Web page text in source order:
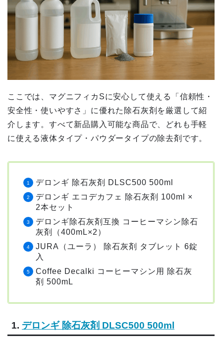
ここでは、マグニフィカSに安心して使える「信頼性・
安全性・使いやすさ」に優れた除石灰剤を厳選して紹
介します。すべて新品購入可能な商品で、どれも手軽
に使える液体タイプ・パウダータイプの除去剤です。
デロンギ 除石灰剤 DLSC500 500ml
デロンギ エコデカフェ 除石灰剤 100ml ×
2本セット
デロンギ除石灰剤互換 コーヒーマシン除石
灰剤（400mL×2）
JURA（ユーラ） 除石灰剤 タブレット 6錠
入
Coffee Decalki コーヒーマシン用 除石灰
剤 500mL
1. デロンギ 除石灰剤 DLSC500 500ml